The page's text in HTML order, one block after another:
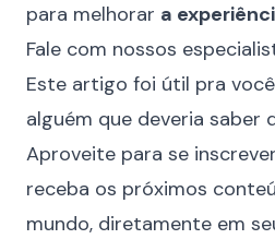
para melhorar a
Fale com nossos
Este artigo foi útil pra
alguém que deveria saber
Aproveite para se
receba os próximos
mundo, diretamente em